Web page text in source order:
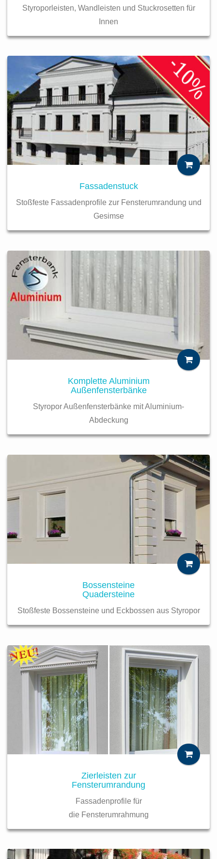
Styroporleisten, Wandleisten und Stuckrosetten für
Innen
Fassadenstuck
Stoßfeste Fassadenprofile zur Fensterumrandung und
Gesimse
Komplette Aluminium
Außenfensterbänke
Styropor Außenfensterbänke mit Aluminium-
Abdeckung
Bossensteine
Quadersteine
Stoßfeste Bossensteine und Eckbossen aus Styropor
Zierleisten zur
Fensterumrandung
Fassadenprofile für
die Fensterumrahmung